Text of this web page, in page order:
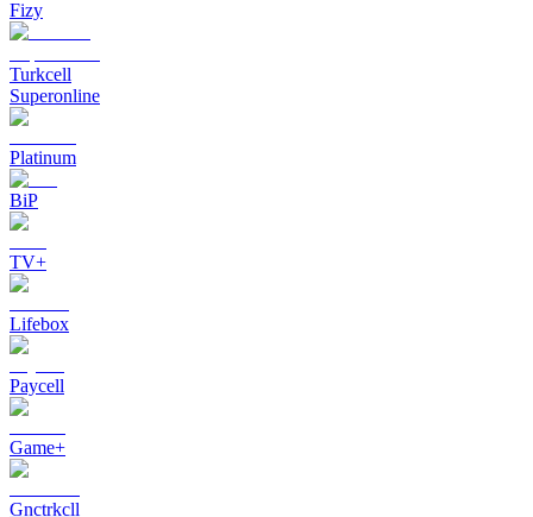
Fizy
Turkcell
Superonline
Platinum
BiP
TV+
Lifebox
Paycell
Game+
Gnctrkcll